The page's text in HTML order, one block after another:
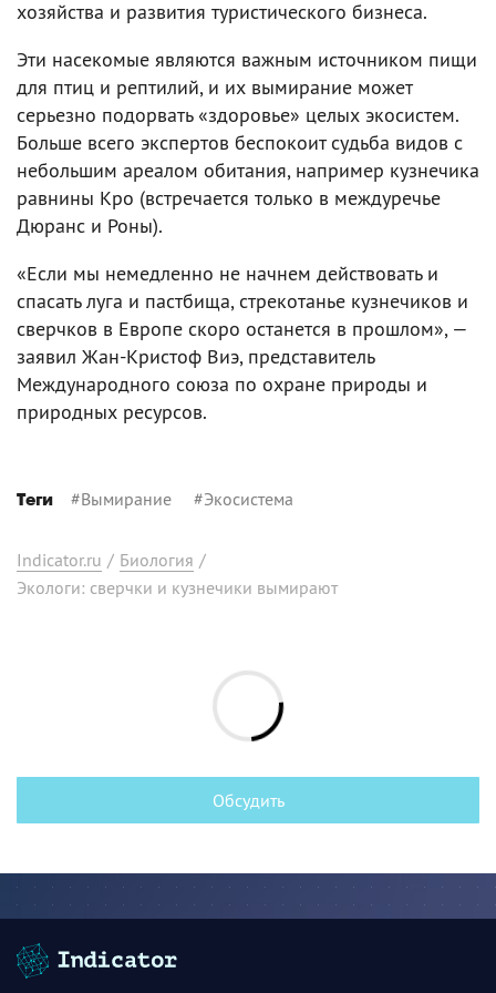
хозяйства и развития туристического бизнеса.
Эти насекомые являются важным источником пищи
для птиц и рептилий, и их вымирание может
серьезно подорвать «здоровье» целых экосистем.
Больше всего экспертов беспокоит судьба видов с
небольшим ареалом обитания, например кузнечика
равнины Кро (встречается только в междуречье
Дюранс и Роны).
«Если мы немедленно не начнем действовать и
спасать луга и пастбища, стрекотанье кузнечиков и
сверчков в Европе скоро останется в прошлом», —
заявил Жан-Кристоф Виэ, представитель
Международного союза по охране природы и
природных ресурсов.
Теги #Вымирание #Экосистема
Indicator.ru / Биология /
Экологи: сверчки и кузнечики вымирают
Обсудить